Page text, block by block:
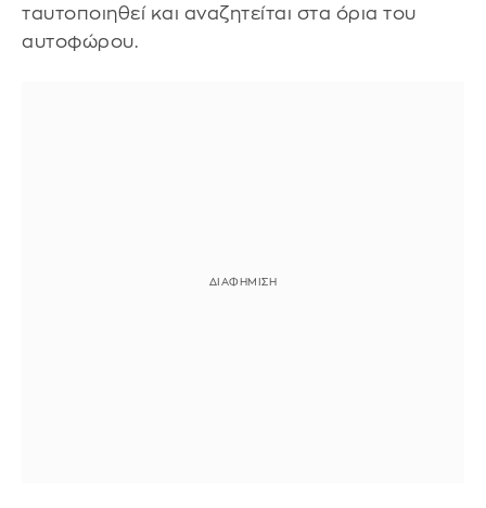
ταυτοποιηθεί και αναζητείται στα όρια του
αυτοφώρου.